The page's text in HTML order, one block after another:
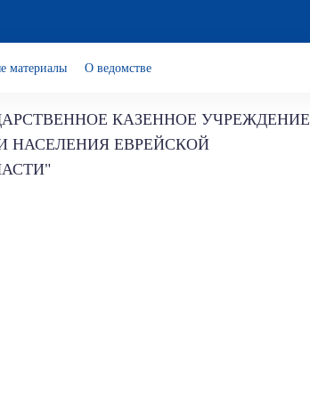
материалы О ведомстве
КАЗЕННОЕ УЧРЕЖДЕНИЕ
НАСЕЛЕНИЯ ЕВРЕЙСКОЙ